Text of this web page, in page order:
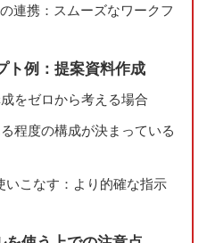
連携：スムーズなワークフ
ト例：提案資料作成
をゼロから考える場合
程度の構成が決まっている
いこなす：より的確な指示